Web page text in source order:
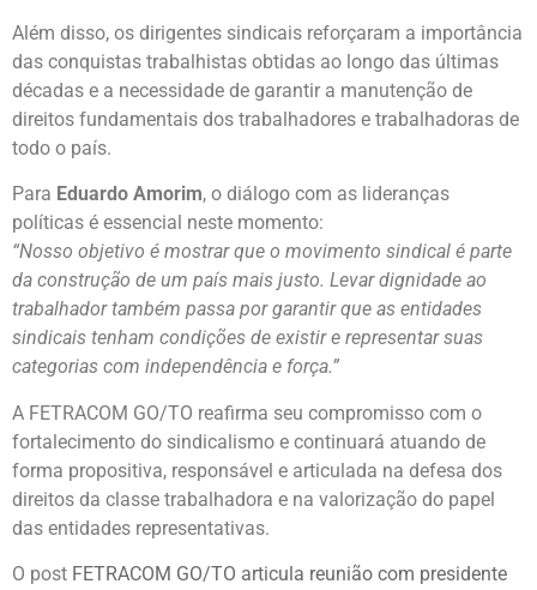
Além disso, os dirigentes sindicais reforçaram a importância
das conquistas trabalhistas obtidas ao longo das últimas
décadas e a necessidade de garantir a manutenção de
direitos fundamentais dos trabalhadores e trabalhadoras de
todo o país.
Para Eduardo Amorim, o diálogo com as lideranças
políticas é essencial neste momento:
“Nosso objetivo é mostrar que o movimento sindical é parte
da construção de um país mais justo. Levar dignidade ao
trabalhador também passa por garantir que as entidades
sindicais tenham condições de existir e representar suas
categorias com independência e força.”
A FETRACOM GO/TO reafirma seu compromisso com o
fortalecimento do sindicalismo e continuará atuando de
forma propositiva, responsável e articulada na defesa dos
direitos da classe trabalhadora e na valorização do papel
das entidades representativas.
O post FETRACOM GO/TO articula reunião com presidente